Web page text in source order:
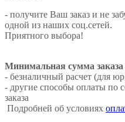
- получите Ваш заказ и не
одной из наших соц.сетей.
Приятного выбора!
Минимальная сумма заказа
- безналичный расчет (для
- другие способы оплаты по
заказа
Подробней об условиях